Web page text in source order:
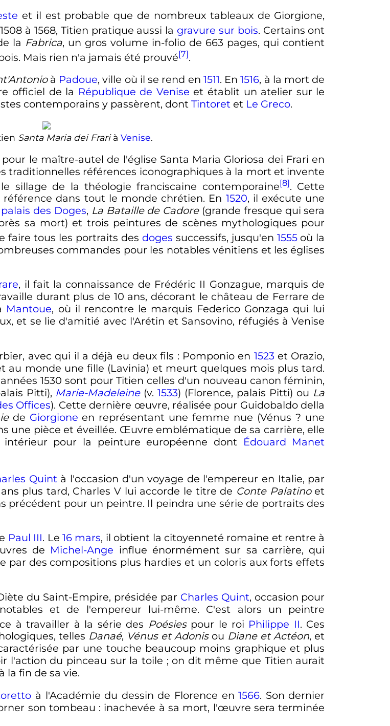
et il est probable que de nombreux tableaux de Giorgione,
à 1568, Titien pratique aussi la gravure sur bois. Certains ont
la Fabrica, un gros volume in-folio de 663 pages, qui contient
Mais rien n'a jamais été prouvé[7].
à Padoue, ville où il se rend en 1511. En1516, à la mort de
officiel de la République de Venise et établit un atelier sur le
contemporains y passèrent, dont Tintoret et Le Greco.
Santa Maria dei Frarià Venise.
le maître-autel de l'église Santa Maria Gloriosa dei Frari en
traditionnelles références iconographiques à la mort et invente
sillage de la théologie franciscaine contemporaine[8]. Cette
dans tout le monde chrétien. En 1520, il exécute une
palais des Doges, La Bataille de Cadore(grande fresque qui sera
sa mort) et trois peintures de scènes mythologiques pour
faire tous les portraits des doges successifs, jusqu'en 1555où la
commandes pour les notables vénitiens et les églises
, il fait la connaissance de Frédéric II Gonzague, marquis de
durant plus de 10 ans, décorant le château de Ferrare de
Mantoue, où il rencontre le marquis Federico Gonzaga qui lui
et se lie d'amitié avec l'Arétin et Sansovino, réfugiés à Venise
avec qui il a déjà eu deux fils : Pomponio en 1523 et Orazio,
au monde une fille (Lavinia) et meurt quelques mois plus tard.
1530 sont pour Titien celles d'un nouveau canon féminin,
Pitti), Marie-Madeleine(v.1533) (Florence, palais Pitti) ou La
Offices). Cette dernière œuvre, réalisée pour Guidobaldo della
de Giorgione en représentant une femme nue (Vénus ? une
une pièce et éveillée. Œuvre emblématique de sa carrière, elle
pour la peinture européenne dont Édouard Manet
Quint à l'occasion d'un voyage de l'empereur en Italie, par
plus tard, Charles V lui accorde le titre de Conte Palatinoet
précédent pour un peintre. Il peindra une série de portraits des
Paul III. Le 16 mars, il obtient la citoyenneté romaine et rentre à
de Michel-Ange influe énormément sur sa carrière, qui
par des compositions plus hardies et un coloris aux forts effets
du Saint-Empire, présidée par Charles Quint, occasion pour
et de l'empereur lui-même. C'est alors un peintre
à travailler à la série des Poésiespour le roi Philippe II. Ces
telles Danaé, Vénus et Adonisou Diane et Actéon, et
par une touche beaucoup moins graphique et plus
l'action du pinceau sur la toile ; on dit même que Titien aurait
la fin de sa vie.
à l'Académie du dessin de Florence en1566. Son dernier
son tombeau : inachevée à sa mort, l'œuvre sera terminée